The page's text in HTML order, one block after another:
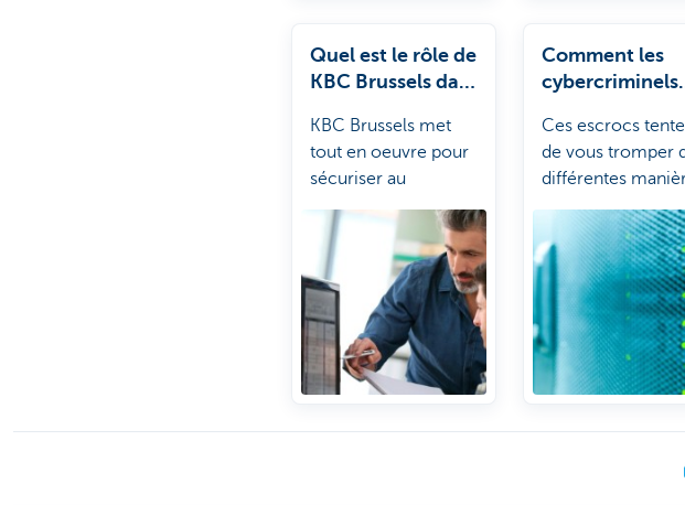
Quel est le rôle de
KBC Brussels dans
vos opérations
bancaires en
ligne?
KBC Brussels met
tout en oeuvre pour
sécuriser au
maximum vos
opérations bancaires
en ligne.
Comment les
cybercriminels
Ces escrocs
de vous tromper
différentes
afin de se
vos données
personnelles. Plus
d’informations sur
leur mode